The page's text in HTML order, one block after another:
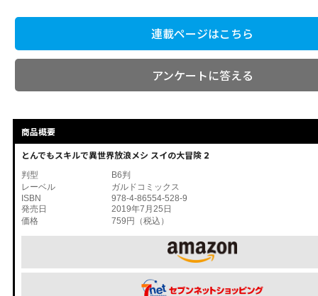
連載ページはこちら
アンケートに答える
商品概要
とんでもスキルで異世界放浪メシ スイの大冒険 2
判型
B6判
レーベル
ガルドコミックス
ISBN
978-4-86554-528-9
発売日
2019年7月25日
価格
759円（税込）